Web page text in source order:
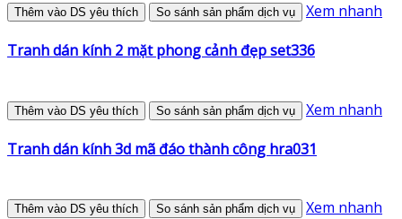
Thêm vào DS yêu thích So sánh sản phẩm dịch vụ Xem nhanh
Tranh dán kính 2 mặt phong cảnh đẹp set336
Thêm vào DS yêu thích So sánh sản phẩm dịch vụ Xem nhanh
Tranh dán kính 3d mã đáo thành công hra031
Thêm vào DS yêu thích So sánh sản phẩm dịch vụ Xem nhanh